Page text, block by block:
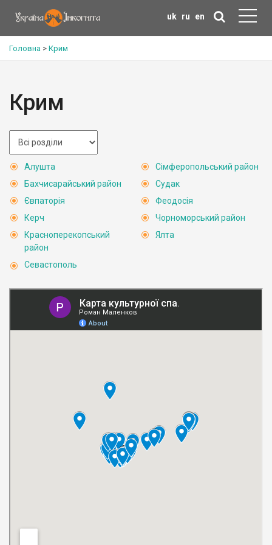
uk ru en
Головна > Крим
Крим
Алушта
Бахчисарайський район
Євпаторія
Керч
Красноперекопський
район
Севастополь
Сімферопольський район
Судак
Феодосія
Чорноморський район
Ялта